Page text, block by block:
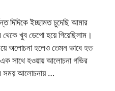
ইচ্ছামত চুদেছি আমার
খুব ডেপো হয়ে গিয়েছিলাম।
অলোচনা হলেও তেমন ভাবে হত
সাথে হওয়ায় আলোচনা গভির
সময় আলোচনায় …